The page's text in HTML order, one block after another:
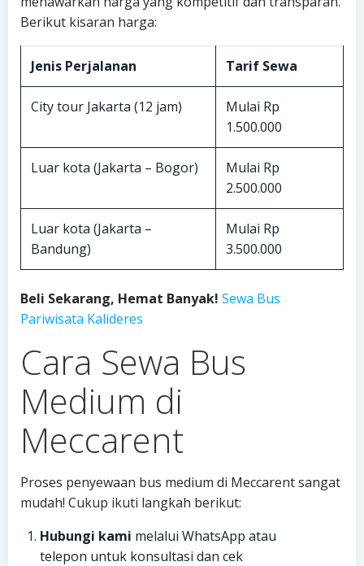
Berikut kisaran harga:
Jenis Perjalanan Tarif Sewa
City tour Jakarta (12 jam)
Mulai Rp
1.500.000
Luar kota (Jakarta – Bogor)
Mulai Rp
2.500.000
Luar kota (Jakarta –
Bandung)
Mulai Rp
3.500.000
Beli Sekarang, Hemat Banyak! Sewa Bus
Pariwisata Kalideres
Cara Sewa Bus
Medium di
Meccarent
Proses penyewaan bus medium di Meccarent sangat
mudah! Cukup ikuti langkah berikut:
Hubungi kami melalui WhatsApp atau
telepon untuk konsultasi dan cek